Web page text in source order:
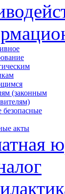
(законным
безопасные
акты